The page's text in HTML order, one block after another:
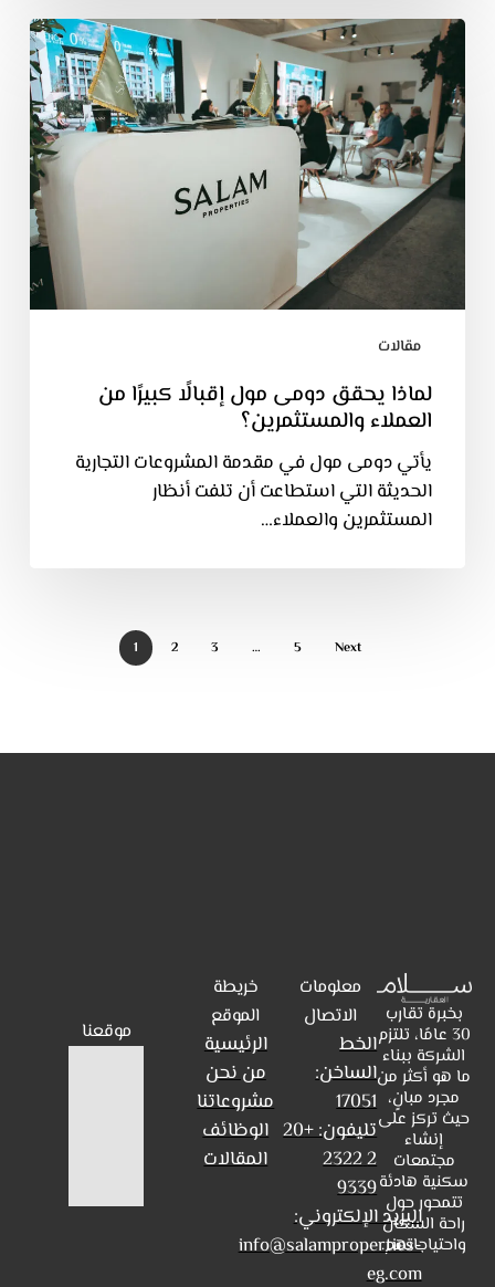
مقالات
لماذا يحقق دومى مول إقبالًا كبيرًا من
العملاء والمستثمرين؟
يأتي دومى مول في مقدمة المشروعات التجارية
الحديثة التي استطاعت أن تلفت أنظار
المستثمرين والعملاء…
1 2 3 … 5 Next
بخبرة تقارب
30 عامًا، تلتزم
الشركة ببناء
ما هو أكثر من
مجرد مبانٍ،
حيث تركز على
إنشاء
مجتمعات
سكنية هادئة
تتمحور حول
راحة السكان
واحتياجاتهم.
معلومات
الاتصال
الخط
الساخن:
17051
تليفون: +20
2 2322
9339
البريد الإلكتروني:
info@salamproperties-
eg.com
خريطة
الموقع
الرئيسية
من نحن
مشروعاتنا
الوظائف
المقالات
موقعنا